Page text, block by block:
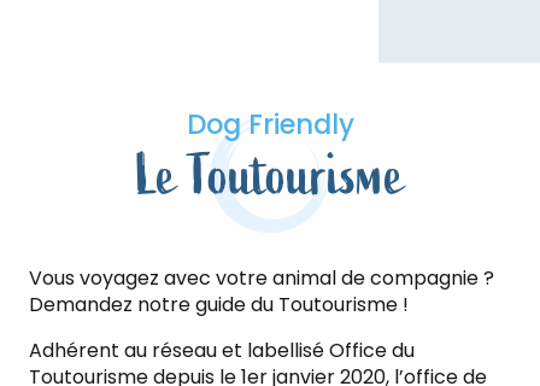
Dog Friendly
Le Toutourisme
Vous voyagez avec votre animal de compagnie ?
Demandez notre guide du Toutourisme !
Adhérent au réseau et labellisé Office du
Toutourisme depuis le 1er janvier 2020, l’office de